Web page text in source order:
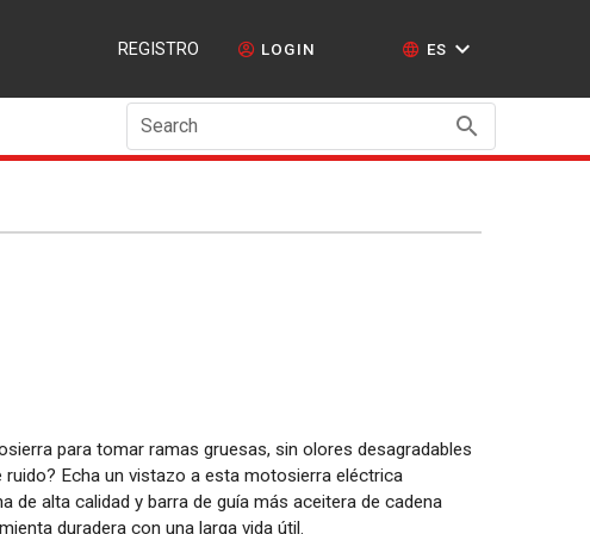
REGISTRO LOGIN ES
Search
para tomar ramas gruesas, sin olores desagradables
ruido? Echa un vistazo a esta motosierra eléctrica
de alta calidad y barra de guía más aceitera de cadena
duradera con una larga vida útil.